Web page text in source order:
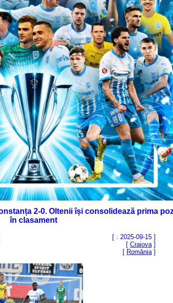
2-0. Oltenii își consolidează prima
în clasament
[ : 2025-09-15 ]
[ Craiova ]
[ România ]